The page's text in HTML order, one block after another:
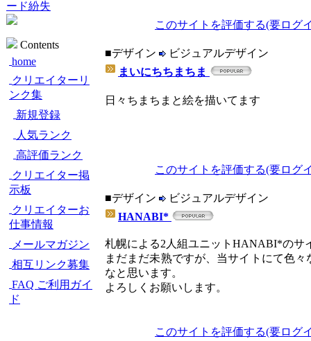
ード紛失
Contents
home
クリエイターリ
ンク集
新規登録
人気ランク
高評価ランク
クリエイター掲
示板
クリエイターお
仕事情報
メールマガジン
相互リンク募集
FAQ ご利用ガイ
ド
このサイトを評価する(要ログ
■デザイン
ビジュアルデザイン
まいにちちまちま
日々ちまちまと絵を描いてます
このサイトを評価する(要ログ
■デザイン
ビジュアルデザイン
HANABI*
札幌による2人組ユニットHANABI*のサ
まだまだ未熟ですが、当サイトにて色
なと思います。
よろしくお願いします。
このサイトを評価する(要ログ